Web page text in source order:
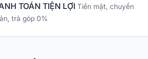
TOÁN TIỆN LỢI Tiền mặt, chuyển
trả góp 0%